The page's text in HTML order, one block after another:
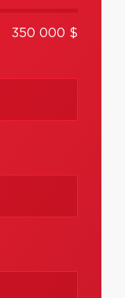
350 000 $